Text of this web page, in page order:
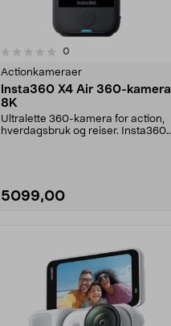
0
Actionkameraer
Insta360 X4 Air 360-kamera
8K
Ultralette 360-kamera for action,
hverdagsbruk og reiser. Insta360
5099,00